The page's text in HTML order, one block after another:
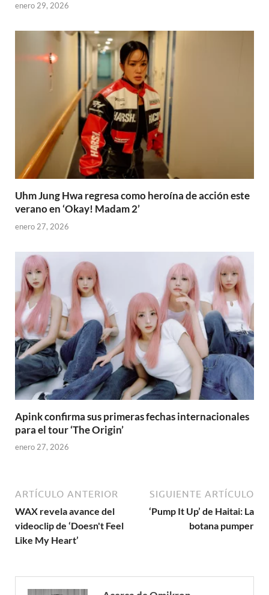
enero 29, 2026
Uhm Jung Hwa regresa como heroína de acción este
verano en ‘Okay! Madam 2’
enero 27, 2026
Apink confirma sus primeras fechas internacionales
para el tour ‘The Origin’
enero 27, 2026
ARTÍCULO ANTERIOR
WAX revela avance del
videoclip de ‘Doesn't Feel
Like My Heart’
SIGUIENTE ARTÍCULO
‘Pump It Up’ de Haitai: La
botana pumper